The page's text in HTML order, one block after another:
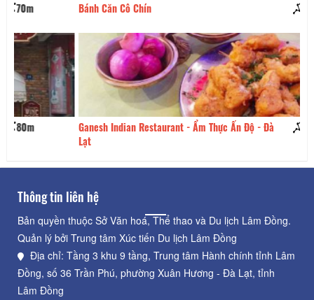
Bánh Căn Cô Chín
Ganesh Indian Restaurant - Ẩm Thực Ấn Độ - Đà
90m
Thông tin liên hệ
Bản quyền thuộc Sở Văn hoá, Thể thao và Du lịch Lâm Đồng.
Quản lý bởi Trung tâm Xúc tiến Du lịch Lâm Đồng
Địa chỉ: Tầng 3 khu 9 tầng, Trung tâm Hành chính tỉnh Lâm
Đồng, số 36 Trần Phú, phường Xuân Hương - Đà Lạt, tỉnh
Lâm Đồng